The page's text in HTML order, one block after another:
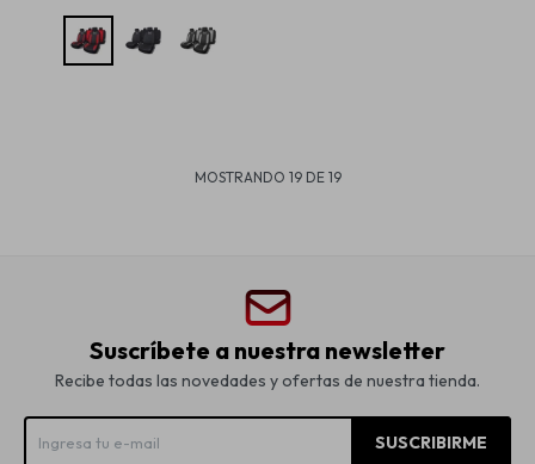
MOSTRANDO 19DE 19
Suscríbete a nuestra newsletter
Recibe todas las novedades y ofertas de nuestra tienda.
SUSCRIBIRME